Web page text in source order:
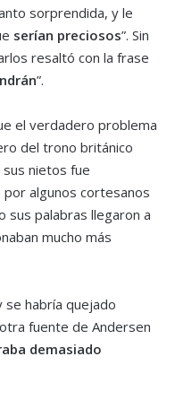
sorprendida, y le
serían preciosos”. Sin
resaltó con la frase
”.
el verdadero problema
del trono británico
nietos fue
por algunos cortesanos
sus palabras llegaron a
mucho más
se habría quejado
fuente de Andersen
demasiado